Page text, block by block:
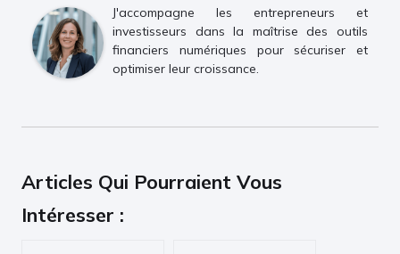
J'accompagne les entrepreneurs et
investisseurs dans la maîtrise des outils
financiers numériques pour sécuriser et
optimiser leur croissance.
Articles Qui Pourraient Vous
Intéresser :